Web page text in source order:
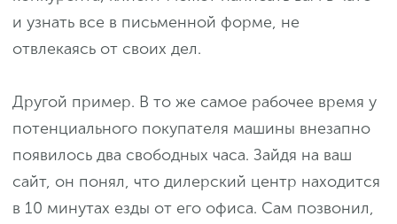
и узнать все в письменной форме, не
отвлекаясь от своих дел.
Другой пример. В то же самое рабочее время у
потенциального покупателя машины внезапно
появилось два свободных часа. Зайдя на ваш
сайт, он понял, что дилерский центр находится
в 10 минутах езды от его офиса. Сам позвонил,